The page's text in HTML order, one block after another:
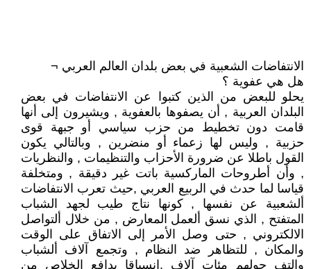
الانتفاضات الشعبية في بعض بلدان العالم العربي ¬
هل هي عفوية ؟
يحلو للبعض من الذين كتبوا عن الانتفاضات في بعض
البلدان العربية , أن يصفوها بالعفوية , ويشيرون إلى أنها
قامت دون تخطيط من حزب سياسي أو جبهة قوى
حزبية , وليس لها زعماء أو منضرين , وبالتالي يكون
القول باطلا عن ضرورة الأحزاب والتنظيمات , والنظريات
, وأن أطروحات الماركسية باتت غير دقيقة , ومتخلفة
قياسا لما حدث في الربيع العربي ,حيث تعرب الانتفاضات
ألشعبية عن نفسها , كونها نتاج طيب لجهد الشباب
المتفتح , الذي نسق ألعمل المعارض , من خلال ألتواصل
الالكتروني , حتى وصل الأمر إلى الاتفاق على الوقت
والمكان , للتظاهر ضد النظام , وتجمع آلاف ألشباب
والتف حولهم مئات آلاف ,انسياقا بدافع الخلاص من